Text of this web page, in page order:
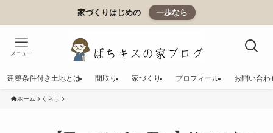
家づくりはじめの 一歩なら
メニュー
建築条件付き土地とは 間取り 家づくり プロフィール お問い合わ
ホーム くらし